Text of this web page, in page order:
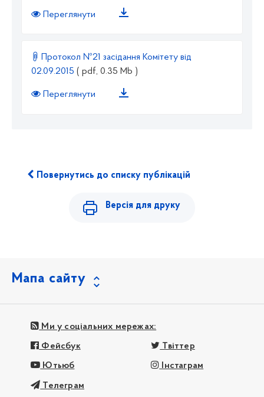
Переглянути
Протокол №21 засідання Комітету від
02.09.2015 ( pdf, 0.35 Mb )
Переглянути
Повернутись до списку публікацій
Версія для друку
Мапа сайту
Ми у соціальних мережах:
Фейсбук Твіттер
Ютьюб Інстаграм
Телеграм